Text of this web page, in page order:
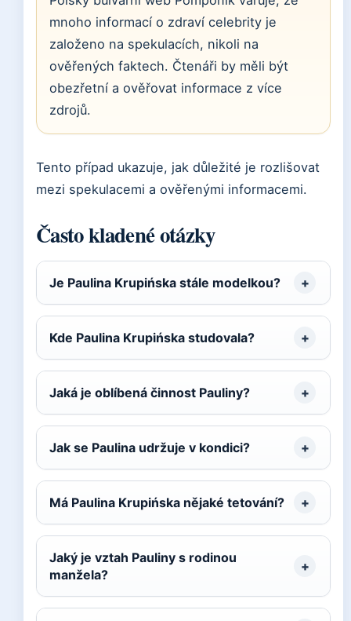
mnoho informací o zdraví celebrity je
založeno na spekulacích, nikoli na
ověřených faktech. Čtenáři by měli být
obezřetní a ověřovat informace z více
zdrojů.
Tento případ ukazuje, jak důležité je rozlišovat
mezi spekulacemi a ověřenými informacemi.
Často kladené otázky
Je Paulina Krupińska stále modelkou?
Kde Paulina Krupińska studovala?
Jaká je oblíbená činnost Pauliny?
Jak se Paulina udržuje v kondici?
Má Paulina Krupińska nějaké tetování?
Jaký je vztah Pauliny s rodinou
manžela?